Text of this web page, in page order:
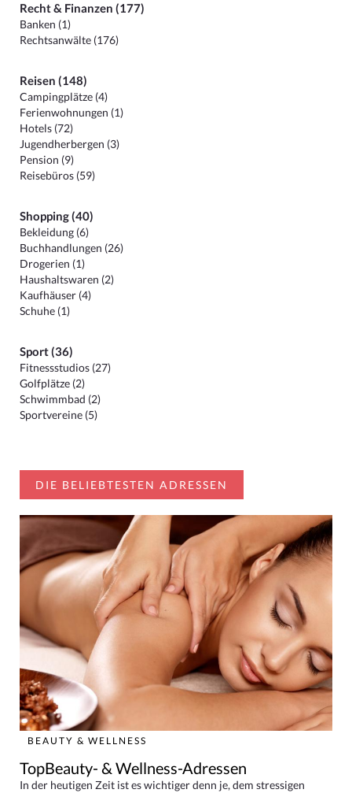
Recht & Finanzen (177)
Banken (1)
Rechtsanwälte (176)
Reisen (148)
Campingplätze (4)
Ferienwohnungen (1)
Hotels (72)
Jugendherbergen (3)
Pension (9)
Reisebüros (59)
Shopping (40)
Bekleidung (6)
Buchhandlungen (26)
Drogerien (1)
Haushaltswaren (2)
Kaufhäuser (4)
Schuhe (1)
Sport (36)
Fitnessstudios (27)
Golfplätze (2)
Schwimmbad (2)
Sportvereine (5)
DIE BELIEBTESTEN ADRESSEN
BEAUTY & WELLNESS
TopBeauty- & Wellness-Adressen
In der heutigen Zeit ist es wichtiger denn je, dem stressigen